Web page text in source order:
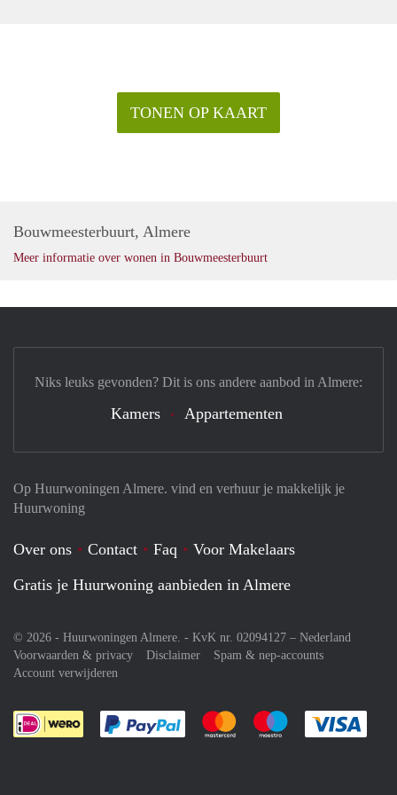
TONEN OP KAART
Bouwmeesterbuurt, Almere
Meer informatie over wonen in Bouwmeesterbuurt
Op Huurwoningen Almere. vind en verhuur je makkelijk je
Huurwoning
Over ons Contact Faq
Voor Makelaars
Gratis je Huurwoning aanbieden in Almere
© 2026 - Huurwoningen Almere. - KvK nr. 02094127 – Nederland
Voorwaarden & privacy
Disclaimer
Spam & nep-accounts
Account verwijderen
Je rekent gemakkelijk af met Paypal
Je rekent gemakkelijk af met
Je rekent
Niks leuks gevonden? Dit is ons andere aanbod in Almere:
Kamers Appartementen